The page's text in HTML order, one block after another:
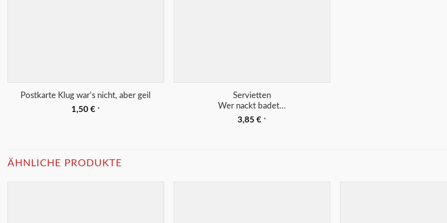
Postkarte Klug war’s nicht, aber geil
1,50 € *
Servietten
Wer nackt badet…
3,85€ *
ÄHNLICHE PRODUKTE